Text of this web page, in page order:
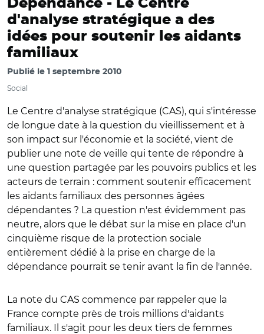
Dépendance - Le Centre
d'analyse stratégique a des
idées pour soutenir les aidants
familiaux
Publié le 1 septembre 2010
Social
Le Centre d'analyse stratégique (CAS), qui s'intéresse
de longue date à la question du vieillissement et à
son impact sur l'économie et la société, vient de
publier une note de veille qui tente de répondre à
une question partagée par les pouvoirs publics et les
acteurs de terrain : comment soutenir efficacement
les aidants familiaux des personnes âgées
dépendantes ? La question n'est évidemment pas
neutre, alors que le débat sur la mise en place d'un
cinquième risque de la protection sociale
entièrement dédié à la prise en charge de la
dépendance pourrait se tenir avant la fin de l'année.
La note du CAS commence par rappeler que la
France compte près de trois millions d'aidants
familiaux. Il s'agit pour les deux tiers de femmes